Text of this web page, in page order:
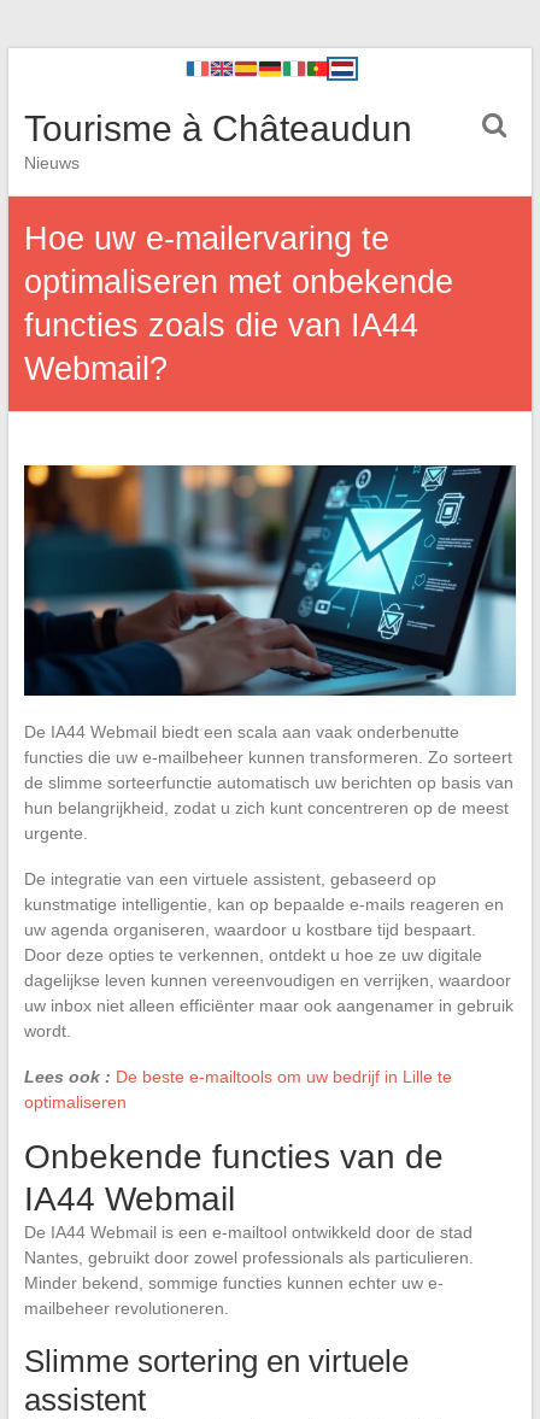
Tourisme à Châteaudun
Nieuws
Hoe uw e-mailervaring te
optimaliseren met onbekende
functies zoals die van IA44
Webmail?
De IA44 Webmail biedt een scala aan vaak onderbenutte
functies die uw e-mailbeheer kunnen transformeren. Zo sorteert
de slimme sorteerfunctie automatisch uw berichten op basis van
hun belangrijkheid, zodat u zich kunt concentreren op de meest
urgente.
De integratie van een virtuele assistent, gebaseerd op
kunstmatige intelligentie, kan op bepaalde e-mails reageren en
uw agenda organiseren, waardoor u kostbare tijd bespaart.
Door deze opties te verkennen, ontdekt u hoe ze uw digitale
dagelijkse leven kunnen vereenvoudigen en verrijken, waardoor
uw inbox niet alleen efficiënter maar ook aangenamer in gebruik
wordt.
Lees ook : De beste e-mailtools om uw bedrijf in Lille te
optimaliseren
Onbekende functies van de
IA44 Webmail
De IA44 Webmail is een e-mailtool ontwikkeld door de stad
Nantes, gebruikt door zowel professionals als particulieren.
Minder bekend, sommige functies kunnen echter uw e-
mailbeheer revolutioneren.
Slimme sortering en virtuele
assistent